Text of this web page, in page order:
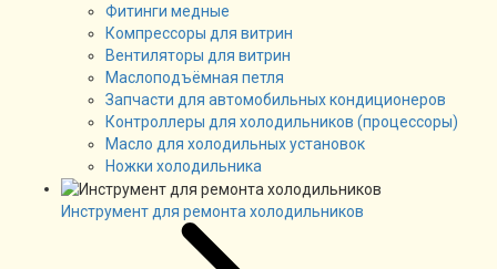
Фитинги медные
Компрессоры для витрин
Вентиляторы для витрин
Маслоподъёмная петля
Запчасти для автомобильных кондиционеров
Контроллеры для холодильников (процессоры)
Масло для холодильных установок
Ножки холодильника
Инструмент для ремонта холодильников